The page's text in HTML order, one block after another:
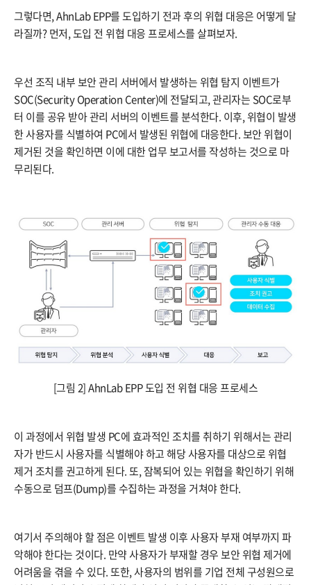
그렇다면, AhnLab EPP를 도입하기 전과 후의 위협 대응은 어떻게 달
라질까? 먼저, 도입 전 위협 대응 프로세스를 살펴보자.
우선 조직 내부 보안 관리 서버에서 발생하는 위협 탐지 이벤트가
SOC(Security Operation Center)에 전달되고, 관리자는 SOC로부
터 이를 공유 받아 관리 서버의 이벤트를 분석한다. 이후, 위협이 발생
한 사용자를 식별하여 PC에서 발생된 위협에 대응한다. 보안 위협이
제거된 것을 확인하면 이에 대한 업무 보고서를 작성하는 것으로 마
무리된다.
[그림 2] AhnLab EPP 도입 전 위협 대응 프로세스
이 과정에서 위협 발생 PC에 효과적인 조치를 취하기 위해서는 관리
자가 반드시 사용자를 식별해야 하고 해당 사용자를 대상으로 위협
제거 조치를 권고하게 된다. 또, 잠복되어 있는 위협을 확인하기 위해
수동으로 덤프(Dump)를 수집하는 과정을 거쳐야 한다.
여기서 주의해야 할 점은 이벤트 발생 이후 사용자 부재 여부까지 파
악해야 한다는 것이다. 만약 사용자가 부재할 경우 보안 위협 제거에
어려움을 겪을 수 있다. 또한, 사용자의 범위를 기업 전체 구성원으로